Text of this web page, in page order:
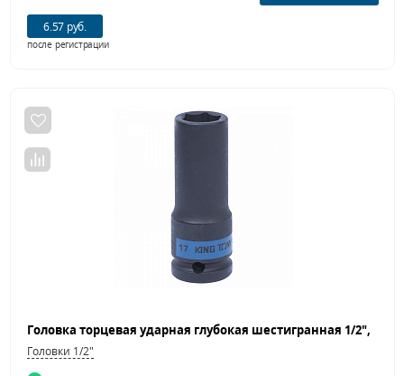
6.57 руб.
после регистрации
Головки 1/2"